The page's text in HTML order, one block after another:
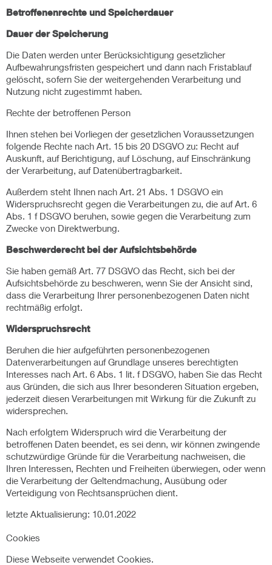
Betroffenenrechte und Speicherdauer
Dauer der Speicherung
Die Daten werden unter Berücksichtigung gesetzlicher
Aufbewahrungsfristen gespeichert und dann nach Fristablauf
gelöscht, sofern Sie der weitergehenden Verarbeitung und
Nutzung nicht zugestimmt haben.
Rechte der betroffenen Person
Ihnen stehen bei Vorliegen der gesetzlichen Voraussetzungen
folgende Rechte nach Art. 15 bis 20 DSGVO zu: Recht auf
Auskunft, auf Berichtigung, auf Löschung, auf Einschränkung
der Verarbeitung, auf Datenübertragbarkeit.
Außerdem steht Ihnen nach Art. 21 Abs. 1 DSGVO ein
Widerspruchsrecht gegen die Verarbeitungen zu, die auf Art. 6
Abs. 1 f DSGVO beruhen, sowie gegen die Verarbeitung zum
Zwecke von Direktwerbung.
Beschwerderecht bei der Aufsichtsbehörde
Sie haben gemäß Art. 77 DSGVO das Recht, sich bei der
Aufsichtsbehörde zu beschweren, wenn Sie der Ansicht sind,
dass die Verarbeitung Ihrer personenbezogenen Daten nicht
rechtmäßig erfolgt.
Widerspruchsrecht
Beruhen die hier aufgeführten personenbezogenen
Datenverarbeitungen auf Grundlage unseres berechtigten
Interesses nach Art. 6 Abs. 1 lit. f DSGVO, haben Sie das Recht
aus Gründen, die sich aus Ihrer besonderen Situation ergeben,
jederzeit diesen Verarbeitungen mit Wirkung für die Zukunft zu
widersprechen.
Nach erfolgtem Widerspruch wird die Verarbeitung der
betroffenen Daten beendet, es sei denn, wir können zwingende
schutzwürdige Gründe für die Verarbeitung nachweisen, die
Ihren Interessen, Rechten und Freiheiten überwiegen, oder wenn
die Verarbeitung der Geltendmachung, Ausübung oder
Verteidigung von Rechtsansprüchen dient.
letzte Aktualisierung: 10.01.2022
Cookies
Diese Webseite verwendet Cookies.